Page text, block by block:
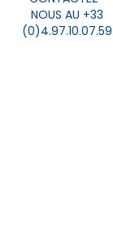
NOUS AU +33
(0)4.97.10.07.59